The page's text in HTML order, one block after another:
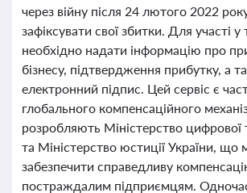
через війну після 24 лютого 2022
зафіксувати свої збитки. Для участі у
необхідно надати інформацію про
бізнесу, підтвердження прибутку, а
електронний підпис. Цей сервіс є
глобального компенсаційного
розробляють Міністерство цифрової
та Міністерство юстиції України, що
забезпечити справедливу
постраждалим підприємцям.